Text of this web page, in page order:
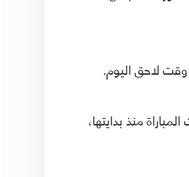
وقت لاحق اليوم.
منذ بدايتها،